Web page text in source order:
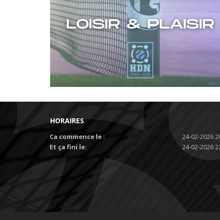
HORAIRES
Ca commence le :
24-02-2026
Et ça fini le:
24-02-2026